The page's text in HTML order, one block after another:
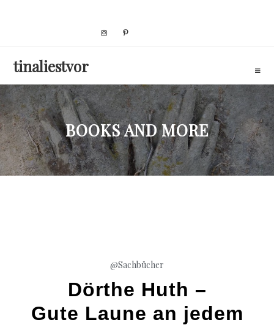
tinaliestvor
BOOKS AND MORE
@Sachbücher
Dörthe Huth –
Gute Laune an jedem